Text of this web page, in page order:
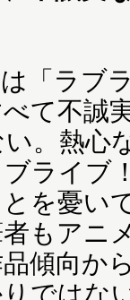
「ラブ
て不誠
。熱心
ライブ
を憂い
もアニ
傾向か
ではな